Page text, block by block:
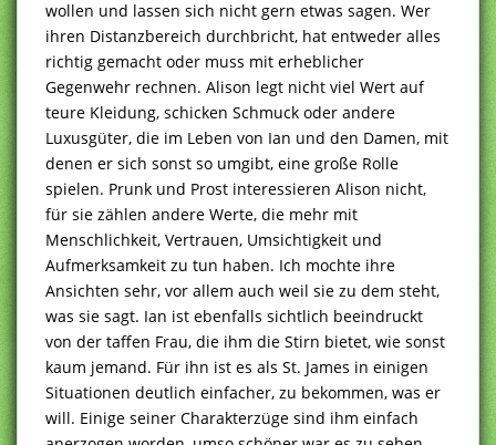
wollen und lassen sich nicht gern etwas sagen. Wer
ihren Distanzbereich durchbricht, hat entweder alles
richtig gemacht oder muss mit erheblicher
Gegenwehr rechnen. Alison legt nicht viel Wert auf
teure Kleidung, schicken Schmuck oder andere
Luxusgüter, die im Leben von Ian und den Damen, mit
denen er sich sonst so umgibt, eine große Rolle
spielen. Prunk und Prost interessieren Alison nicht,
für sie zählen andere Werte, die mehr mit
Menschlichkeit, Vertrauen, Umsichtigkeit und
Aufmerksamkeit zu tun haben. Ich mochte ihre
Ansichten sehr, vor allem auch weil sie zu dem steht,
was sie sagt. Ian ist ebenfalls sichtlich beeindruckt
von der taffen Frau, die ihm die Stirn bietet, wie sonst
kaum jemand. Für ihn ist es als St. James in einigen
Situationen deutlich einfacher, zu bekommen, was er
will. Einige seiner Charakterzüge sind ihm einfach